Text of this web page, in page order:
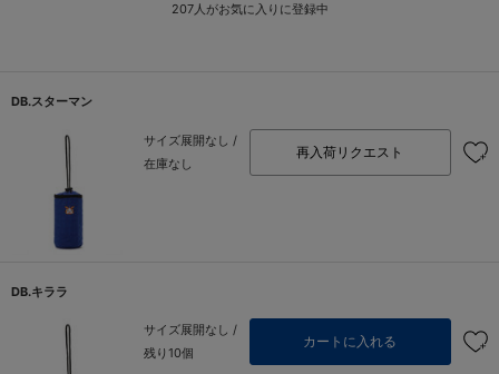
207人がお気に入りに登録中
DB.スターマン
サイズ展開なし /
在庫なし
再入荷リクエスト
DB.キララ
サイズ展開なし /
残り10個
カートに入れる